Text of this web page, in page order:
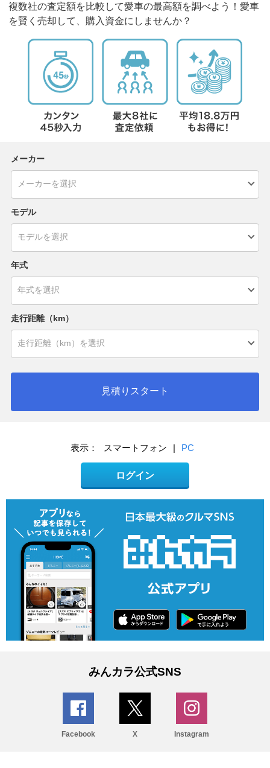
複数社の査定額を比較して愛車の最高額を調べよう！愛車
を賢く売却して、購入資金にしませんか？
メーカー
モデル
年式
走行距離（km）
見積りスタート
表示： スマートフォン | PC
ログイン
みんカラ公式SNS
Facebook X Instagram